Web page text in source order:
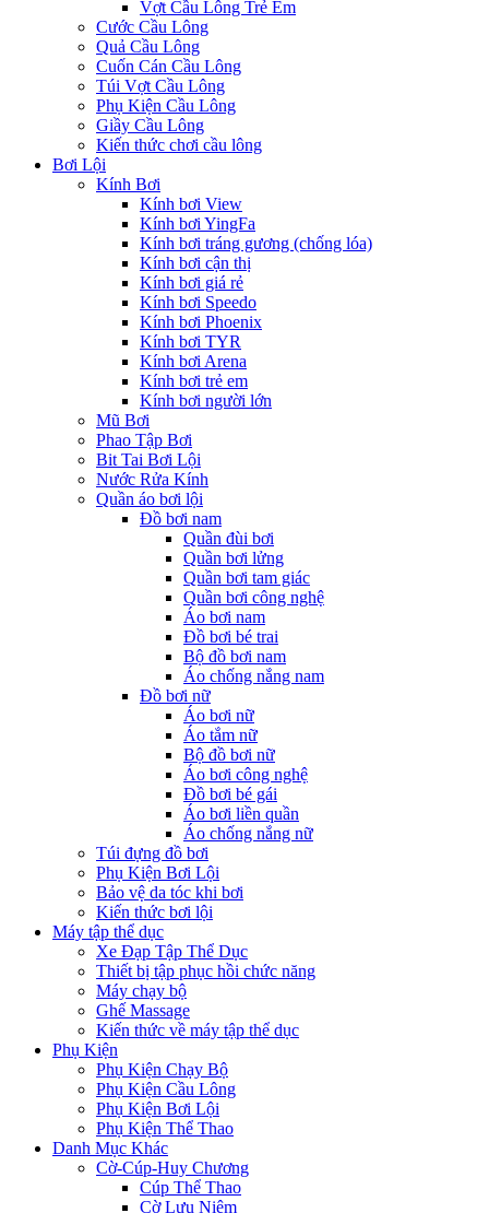
Vợt Cầu Lông Trẻ Em
Cước Cầu Lông
Quả Cầu Lông
Cuốn Cán Cầu Lông
Túi Vợt Cầu Lông
Phụ Kiện Cầu Lông
Giầy Cầu Lông
Kiến thức chơi cầu lông
Bơi Lội
Kính Bơi
Kính bơi View
Kính bơi YingFa
Kính bơi tráng gương (chống lóa)
Kính bơi cận thị
Kính bơi giá rẻ
Kính bơi Speedo
Kính bơi Phoenix
Kính bơi TYR
Kính bơi Arena
Kính bơi trẻ em
Kính bơi người lớn
Mũ Bơi
Phao Tập Bơi
Bit Tai Bơi Lội
Nước Rửa Kính
Quần áo bơi lội
Đồ bơi nam
Quần đùi bơi
Quần bơi lửng
Quần bơi tam giác
Quần bơi công nghệ
Áo bơi nam
Đồ bơi bé trai
Bộ đồ bơi nam
Áo chống nắng nam
Đồ bơi nữ
Áo bơi nữ
Áo tắm nữ
Bộ đồ bơi nữ
Áo bơi công nghệ
Đồ bơi bé gái
Áo bơi liền quần
Áo chống nắng nữ
Túi đựng đồ bơi
Phụ Kiện Bơi Lội
Bảo vệ da tóc khi bơi
Kiến thức bơi lội
Máy tập thể dục
Xe Đạp Tập Thể Dục
Thiết bị tập phục hồi chức năng
Máy chạy bộ
Ghế Massage
Kiến thức về máy tập thể dục
Phụ Kiện
Phụ Kiện Chạy Bộ
Phụ Kiện Cầu Lông
Phụ Kiện Bơi Lội
Phụ Kiện Thể Thao
Danh Mục Khác
Cờ-Cúp-Huy Chương
Cúp Thể Thao
Cờ Lưu Niệm